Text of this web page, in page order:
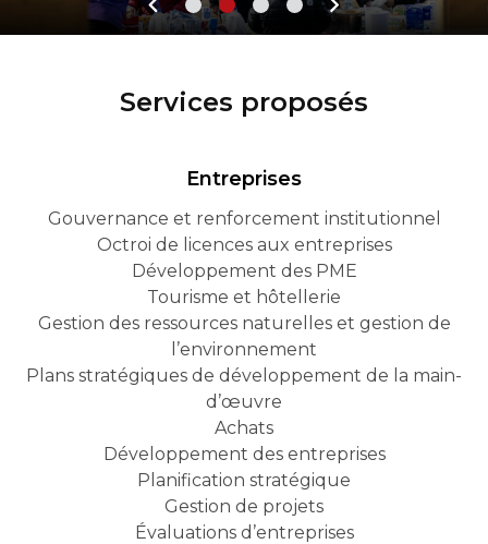
Services proposés
Entreprises
Gouvernance et renforcement institutionnel
Octroi de licences aux entreprises
Développement des PME
Tourisme et hôtellerie
Gestion des ressources naturelles et gestion de
l’environnement
Plans stratégiques de développement de la main-
d’œuvre
Achats
Développement des entreprises
Planification stratégique
Gestion de projets
Évaluations d’entreprises